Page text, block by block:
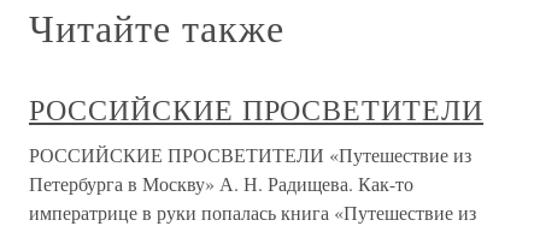
Читайте также
РОССИЙСКИЕ ПРОСВЕТИТЕЛИ
РОССИЙСКИЕ ПРОСВЕТИТЕЛИ «Путешествие из
Петербурга в Москву» А. Н. Радищева. Как-то
императрице в руки попалась книга «Путешествие из